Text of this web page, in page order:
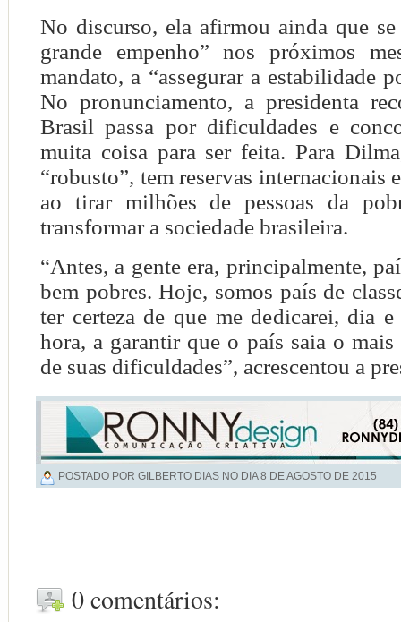
No discurso, ela afirmou ainda que se
grande empenho” nos próximos
mandato, a “assegurar a estabilidade
No pronunciamento, a presidenta
Brasil passa por dificuldades e
muita coisa para ser feita. Para
“robusto”, tem reservas internacionais
ao tirar milhões de pessoas da
transformar a sociedade brasileira.
“Antes, a gente era, principalmente,
bem pobres. Hoje, somos país de
ter certeza de que me dedicarei, dia
hora, a garantir que o país saia o
de suas dificuldades”, acrescentou a
POSTADO POR GILBERTO DIAS NO DIA8 DE AGOSTO DE 2015
0 comentários: